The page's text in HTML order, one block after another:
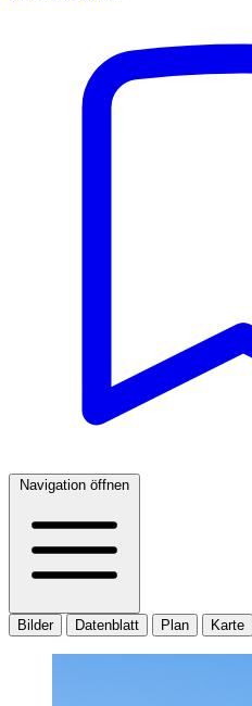
Navigation öffnen
Bilder Datenblatt Plan Karte